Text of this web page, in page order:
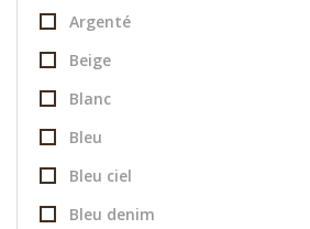
Argenté
Beige
Blanc
Bleu
Bleu ciel
Bleu denim